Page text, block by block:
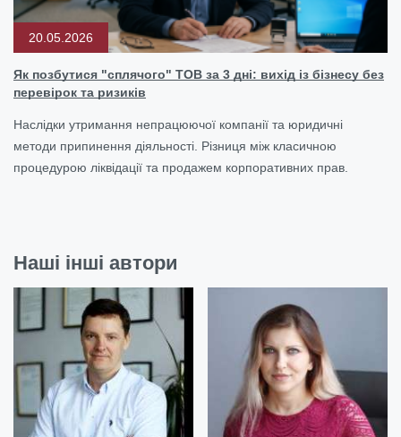
20.05.2026
Як позбутися "сплячого" ТОВ за 3 дні: вихід із бізнесу без
перевірок та ризиків
Наслідки утримання непрацюючої компанії та юридичні
методи припинення діяльності. Різниця між класичною
процедурою ліквідації та продажем корпоративних прав.
Наші інші автори